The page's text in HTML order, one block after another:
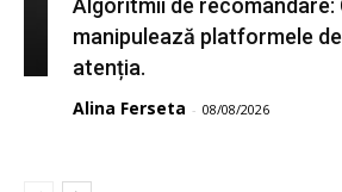
Algoritmii de recomandare:
manipulează platformele
atenția.
Alina Ferseta - 08/08/2026